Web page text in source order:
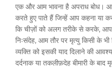
एक और आम भावना है अपराध बोध।
करते हुए पाते हैं जिन्हें आप कहना या
कि चीज़ों को अलग तरीके से करके,
निःसंदेह, आम तौर पर मृत्यु किसी के
व्यक्ति को इसकी याद दिलाने की
दर्दनाक या तकलीफ़देह बीमारी के